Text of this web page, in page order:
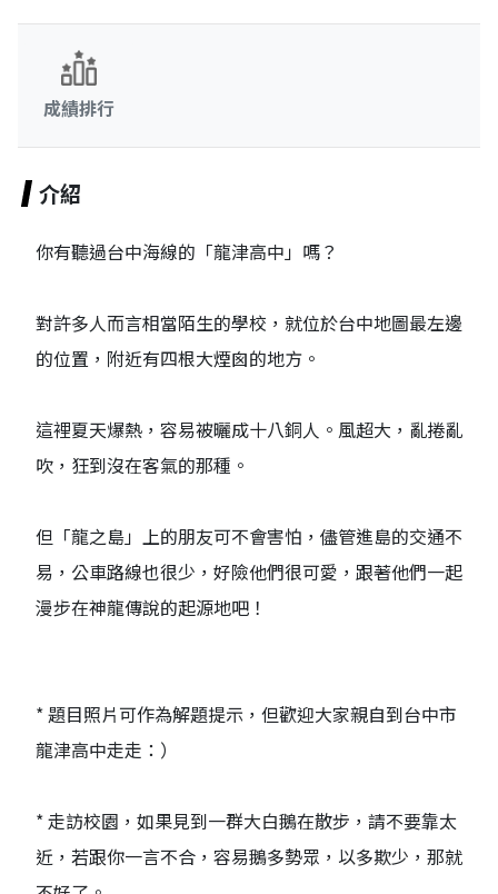
成績排行
介紹
你有聽過台中海線的「龍津高中」嗎？
對許多人而言相當陌生的學校，就位於台中地圖最左邊
的位置，附近有四根大煙囪的地方。
這裡夏天爆熱，容易被曬成十八銅人。風超大，亂捲亂
吹，狂到沒在客氣的那種。
但「龍之島」上的朋友可不會害怕，儘管進島的交通不
易，公車路線也很少，好險他們很可愛，跟著他們一起
漫步在神龍傳說的起源地吧！
* 題目照片可作為解題提示，但歡迎大家親自到台中市
龍津高中走走：）
* 走訪校園，如果見到一群大白鵝在散步，請不要靠太
近，若跟你一言不合，容易鵝多勢眾，以多欺少，那就